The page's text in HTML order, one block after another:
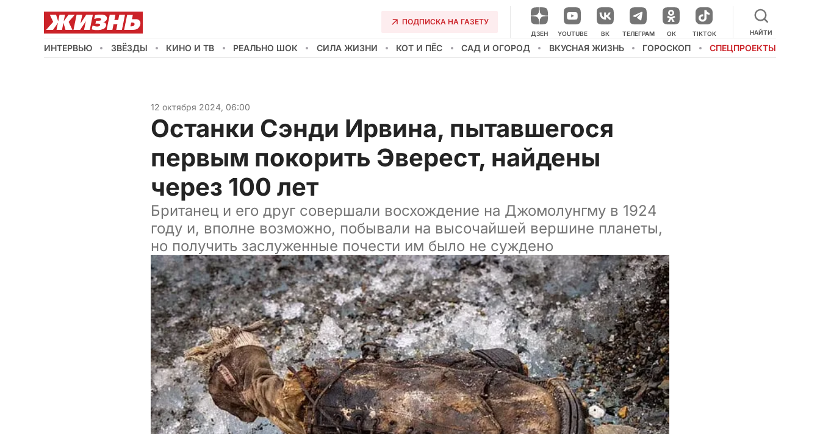
ПОДПИСКА НА ГАЗЕТУ
ДЗЕН YOUTUBE ВК ТЕЛЕГРАМ ОК TIKTOK НАЙТИ
ИНТЕРВЬЮ ЗВЁЗДЫ КИНО И ТВ РЕАЛЬНО ШОК СИЛА ЖИЗНИ КОТ И ПЁС САД И ОГОРОД ВКУСНАЯ ЖИЗНЬ ГОРОСКОП СПЕЦПРОЕКТЫ
12 октября 2024, 06:00
Останки Сэнди Ирвина, пытавшегося
первым покорить Эверест, найдены
через 100 лет
Британец и его друг совершали восхождение на Джомолунгму в 1924
году и, вполне возможно, побывали на высочайшей вершине планеты,
но получить заслуженные почести им было не суждено